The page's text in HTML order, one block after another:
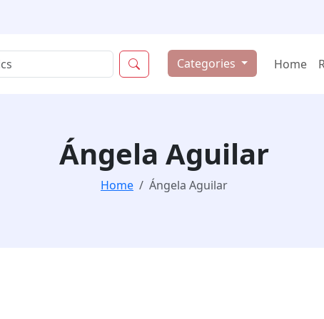
Categories Home
Ángela Aguilar
Home Ángela Aguilar